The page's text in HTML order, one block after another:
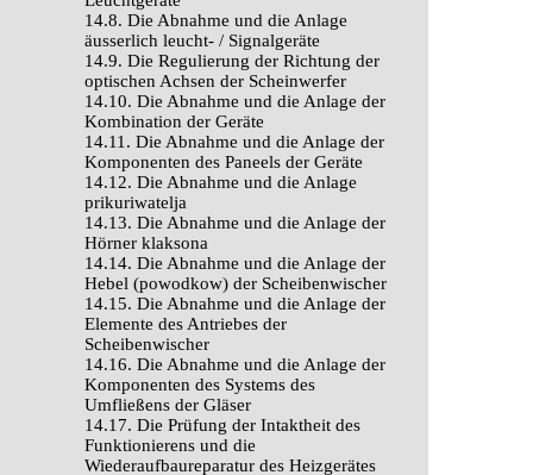
14.8. Die Abnahme und die Anlage
äusserlich leucht- / Signalgeräte
14.9. Die Regulierung der Richtung der
optischen Achsen der Scheinwerfer
14.10. Die Abnahme und die Anlage der
Kombination der Geräte
14.11. Die Abnahme und die Anlage der
Komponenten des Paneels der Geräte
14.12. Die Abnahme und die Anlage
prikuriwatelja
14.13. Die Abnahme und die Anlage der
Hörner klaksona
14.14. Die Abnahme und die Anlage der
Hebel (powodkow) der Scheibenwischer
14.15. Die Abnahme und die Anlage der
Elemente des Antriebes der
Scheibenwischer
14.16. Die Abnahme und die Anlage der
Komponenten des Systems des
Umfließens der Gläser
14.17. Die Prüfung der Intaktheit des
Funktionierens und die
Wiederaufbaureparatur des Heizgerätes